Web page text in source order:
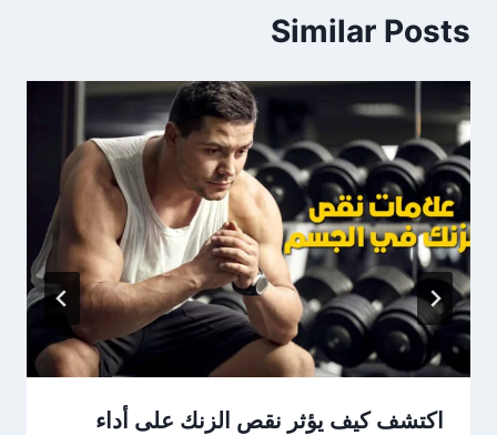
Similar Posts
اكتشف كيف يؤثر نقص الزنك على أداء